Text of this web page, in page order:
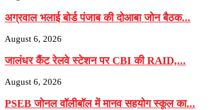
अग्रवाल भलाई बोर्ड पंजाब की दोआबा जोन बैठक...
August 6, 2026
जालंधर कैंट रेलवे स्टेशन पर CBI की RAID,...
August 6, 2026
PSEB जोनल वॉलीबॉल में मानव सहयोग स्कूल का...